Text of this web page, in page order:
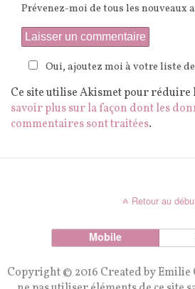
Prévenez-moi de tous les nouveaux
Oui, ajoutez moi à votre liste
Ce site utilise Akismet pour réduire
savoir plus sur la façon dont les
commentaires sont traitées.
Retour au
Mobile
Copyright © 2016 Created by